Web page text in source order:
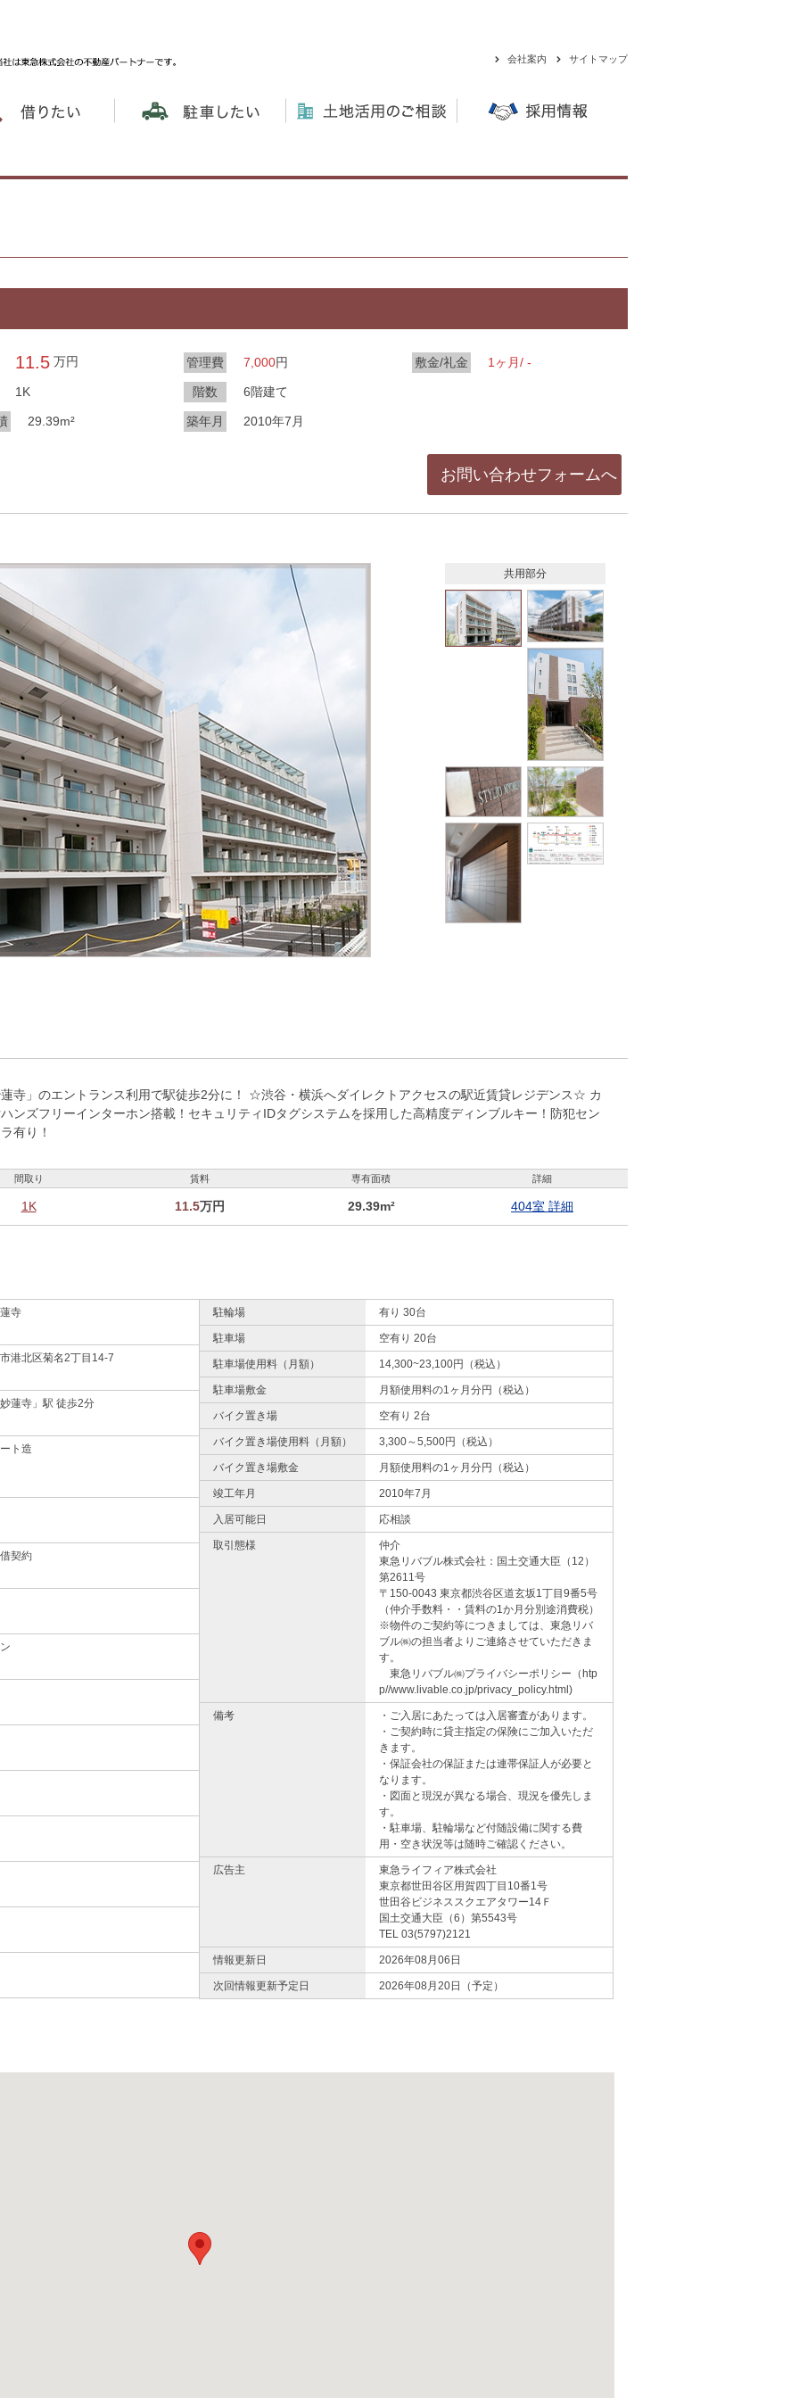
会社案内 サイトマップ
11.5 万円 管理費 7,000円 敷金/礼金 1ヶ月/ -
1K 階数 6階建て
29.39m² 築年月 2010年7月
お問い合わせフォームへ
共用部分
寺」のエントランス利用で駅徒歩2分に！ ☆渋谷・横浜へダイレクトアクセスの駅近賃貸レジデンス☆ カ
ンズフリーインターホン搭載！セキュリティIDタグシステムを採用した高精度ディンブルキー！防犯セン
有り！
間取り 賃料 専有面積 詳細
1K 11.5万円 29.39m² 404室 詳細
寺
港北区菊名2丁目14-7
蓮寺」駅 徒歩2分
ト造
契約
駐輪場 有り 30台
駐車場 空有り 20台
駐車場使用料（月額） 14,300~23,100円（税込）
駐車場敷金 月額使用料の1ヶ月分円（税込）
バイク置き場 空有り 2台
バイク置き場使用料（月額） 3,300～5,500円（税込）
バイク置き場敷金 月額使用料の1ヶ月分円（税込）
竣工年月 2010年7月
入居可能日 応相談
取引態様
仲介
東急リバブル株式会社：国土交通大臣（12）
第2611号
〒150-0043 東京都渋谷区道玄坂1丁目9番5号
（仲介手数料・・賃料の1か月分別途消費税）
※物件のご契約等につきましては、東急リバ
ブル㈱の担当者よりご連絡させていただきま
す。
東急リバブル㈱プライバシーポリシー（htp
p//www.livable.co.jp/privacy_policy.html)
備考
・ご入居にあたっては入居審査があります。
・ご契約時に貸主指定の保険にご加入いただ
きます。
・保証会社の保証または連帯保証人が必要と
なります。
・図面と現況が異なる場合、現況を優先しま
す。
・駐車場、駐輪場など付随設備に関する費
用・空き状況等は随時ご確認ください。
広告主
東急ライフィア株式会社
東京都世田谷区用賀四丁目10番1号
世田谷ビジネススクエアタワー14Ｆ
国土交通大臣（6）第5543号
TEL 03(5797)2121
情報更新日 2026年08月06日
次回情報更新予定日 2026年08月20日（予定）